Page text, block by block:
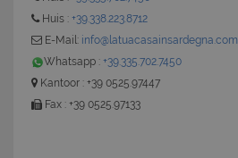
Huis : +39.338.223.8712
E-Mail: info@latuacasainsardegna.com
Whatsapp : +39.335.702.7450
Kantoor : +39 0525.97447
Fax : +39 0525.97133